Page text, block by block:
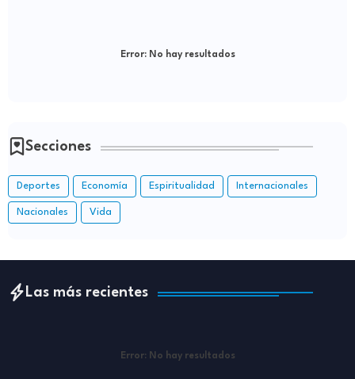
Error:No hay resultados
Secciones
Deportes Economía Espiritualidad Internacionales
Nacionales Vida
Las más recientes
Error: No hay resultados